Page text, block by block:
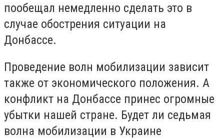
пообещал немедленно сделать это в
случае обострения ситуации на
Донбассе.
Проведение волн мобилизации зависит
также от экономического положения. А
конфликт на Донбассе принес огромные
убытки нашей стране. Будет ли седьмая
волна мобилизации в Украине